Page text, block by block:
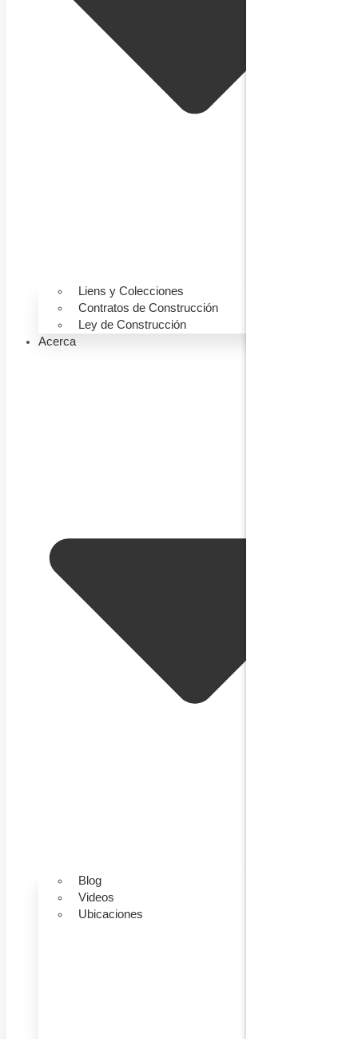
Liens y Colecciones
Contratos de Construcción
Ley de Construcción
Acerca
Blog
Videos
Ubicaciones